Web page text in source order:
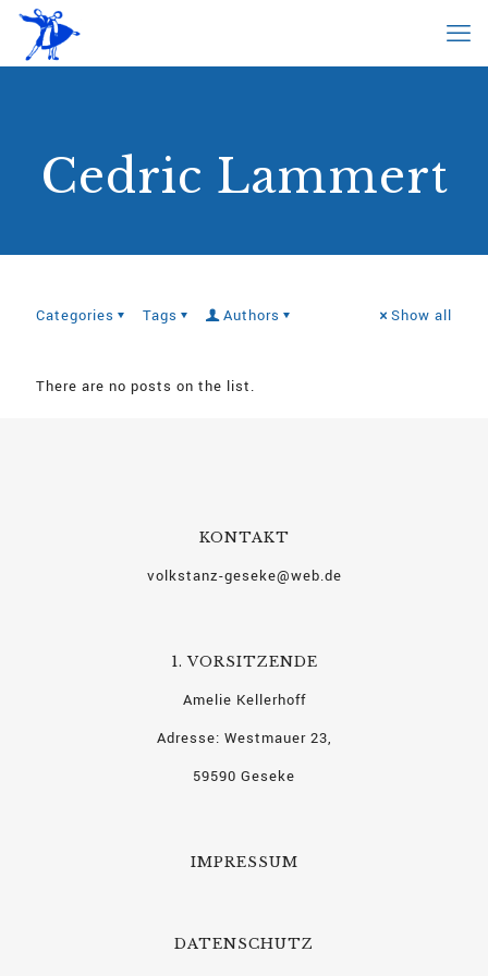
Cedric Lammert
Categories Tags Authors Show all
There are no posts on the list.
KONTAKT
volkstanz-geseke@web.de
1. VORSITZENDE
Amelie Kellerhoff
Adresse: Westmauer 23,
59590 Geseke
IMPRESSUM
DATENSCHUTZ